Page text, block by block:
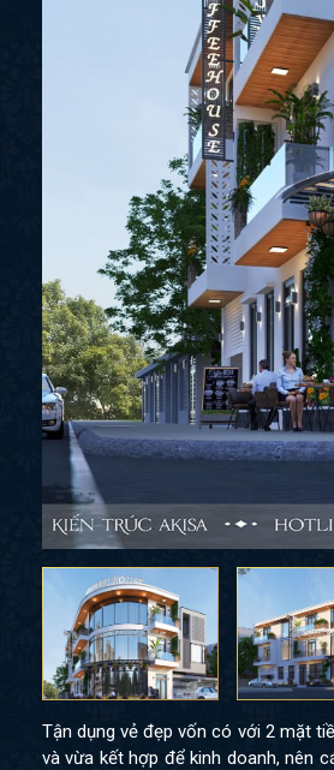
Tận dụng vẻ đẹp vốn có với 2 mặt
và vừa kết hợp để kinh doanh, nên